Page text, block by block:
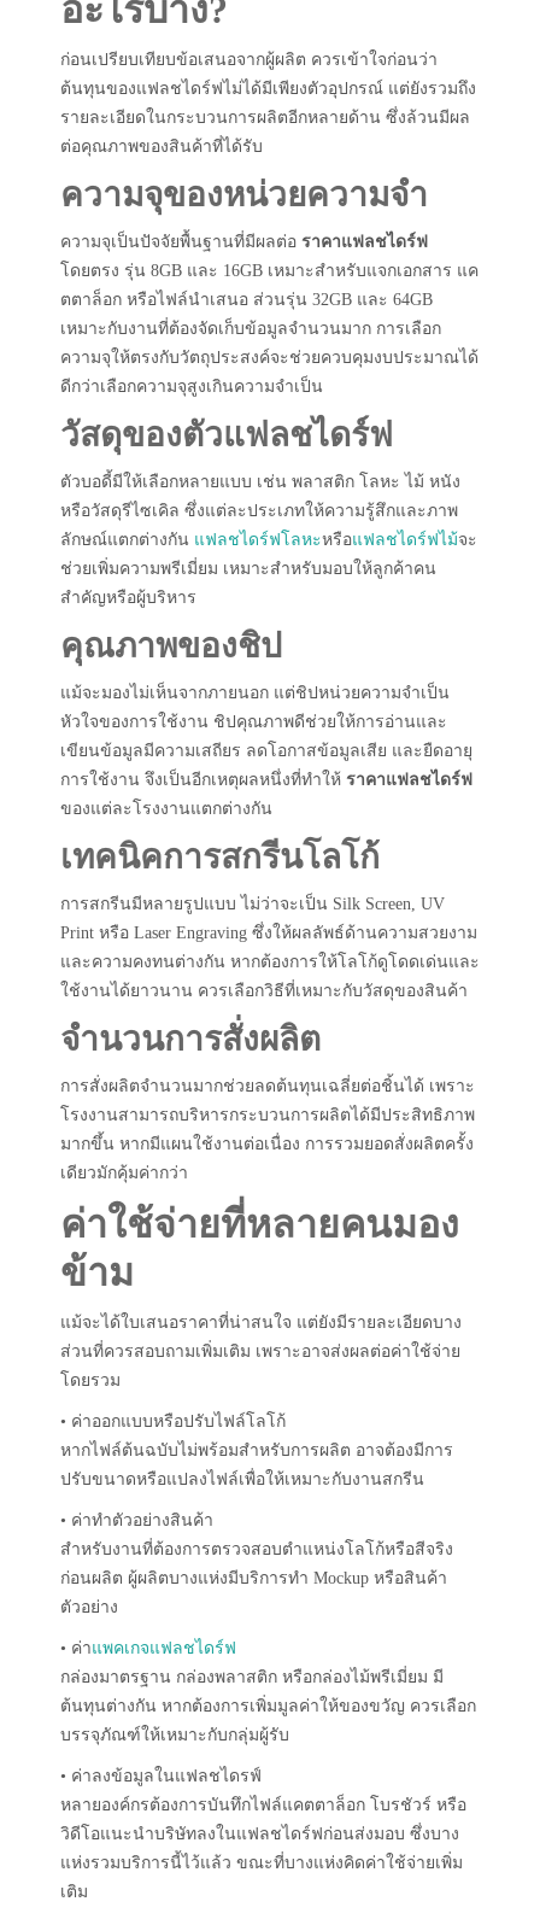
อะไรบ้าง?
ก่อนเปรียบเทียบข้อเสนอจากผู้ผลิต ควรเข้าใจก่อนว่า
ต้นทุนของแฟลชไดร์ฟไม่ได้มีเพียงตัวอุปกรณ์ แต่ยังรวมถึง
รายละเอียดในกระบวนการผลิตอีกหลายด้าน ซึ่งล้วนมีผล
ต่อคุณภาพของสินค้าที่ได้รับ
ความจุของหน่วยความจำ
ความจุเป็นปัจจัยพื้นฐานที่มีผลต่อ ราคาแฟลชไดร์ฟ
โดยตรง รุ่น 8GB และ 16GB เหมาะสำหรับแจกเอกสาร แค
ตตาล็อก หรือไฟล์นำเสนอ ส่วนรุ่น 32GB และ 64GB
เหมาะกับงานที่ต้องจัดเก็บข้อมูลจำนวนมาก การเลือก
ความจุให้ตรงกับวัตถุประสงค์จะช่วยควบคุมงบประมาณได้
ดีกว่าเลือกความจุสูงเกินความจำเป็น
วัสดุของตัวแฟลชไดร์ฟ
ตัวบอดี้มีให้เลือกหลายแบบ เช่น พลาสติก โลหะ ไม้ หนัง
หรือวัสดุรีไซเคิล ซึ่งแต่ละประเภทให้ความรู้สึกและภาพ
ลักษณ์แตกต่างกัน แฟลชไดร์ฟโลหะหรือแฟลชไดร์ฟไม้จะ
ช่วยเพิ่มความพรีเมี่ยม เหมาะสำหรับมอบให้ลูกค้าคน
สำคัญหรือผู้บริหาร
คุณภาพของชิป
แม้จะมองไม่เห็นจากภายนอก แต่ชิปหน่วยความจำเป็น
หัวใจของการใช้งาน ชิปคุณภาพดีช่วยให้การอ่านและ
เขียนข้อมูลมีความเสถียร ลดโอกาสข้อมูลเสีย และยืดอายุ
การใช้งาน จึงเป็นอีกเหตุผลหนึ่งที่ทำให้ ราคาแฟลชไดร์ฟ
ของแต่ละโรงงานแตกต่างกัน
เทคนิคการสกรีนโลโก้
การสกรีนมีหลายรูปแบบ ไม่ว่าจะเป็น Silk Screen, UV
Print หรือ Laser Engraving ซึ่งให้ผลลัพธ์ด้านความสวยงาม
และความคงทนต่างกัน หากต้องการให้โลโก้ดูโดดเด่นและ
ใช้งานได้ยาวนาน ควรเลือกวิธีที่เหมาะกับวัสดุของสินค้า
จำนวนการสั่งผลิต
การสั่งผลิตจำนวนมากช่วยลดต้นทุนเฉลี่ยต่อชิ้นได้ เพราะ
โรงงานสามารถบริหารกระบวนการผลิตได้มีประสิทธิภาพ
มากขึ้น หากมีแผนใช้งานต่อเนื่อง การรวมยอดสั่งผลิตครั้ง
เดียวมักคุ้มค่ากว่า
ค่าใช้จ่ายที่หลายคนมอง
ข้าม
แม้จะได้ใบเสนอราคาที่น่าสนใจ แต่ยังมีรายละเอียดบาง
ส่วนที่ควรสอบถามเพิ่มเติม เพราะอาจส่งผลต่อค่าใช้จ่าย
โดยรวม
• ค่าออกแบบหรือปรับไฟล์โลโก้
หากไฟล์ต้นฉบับไม่พร้อมสำหรับการผลิต อาจต้องมีการ
ปรับขนาดหรือแปลงไฟล์เพื่อให้เหมาะกับงานสกรีน
• ค่าทำตัวอย่างสินค้า
สำหรับงานที่ต้องการตรวจสอบตำแหน่งโลโก้หรือสีจริง
ก่อนผลิต ผู้ผลิตบางแห่งมีบริการทำ Mockup หรือสินค้า
ตัวอย่าง
• ค่าแพคเกจแฟลชไดร์ฟ
กล่องมาตรฐาน กล่องพลาสติก หรือกล่องไม้พรีเมี่ยม มี
ต้นทุนต่างกัน หากต้องการเพิ่มมูลค่าให้ของขวัญ ควรเลือก
บรรจุภัณฑ์ให้เหมาะกับกลุ่มผู้รับ
• ค่าลงข้อมูลในแฟลชไดรฟ์
หลายองค์กรต้องการบันทึกไฟล์แคตตาล็อก โบรชัวร์ หรือ
วิดีโอแนะนำบริษัทลงในแฟลชไดร์ฟก่อนส่งมอบ ซึ่งบาง
แห่งรวมบริการนี้ไว้แล้ว ขณะที่บางแห่งคิดค่าใช้จ่ายเพิ่ม
เติม